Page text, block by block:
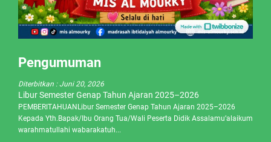
Pengumuman
Diterbitkan :Juni 20, 2026
Libur Semester Genap Tahun Ajaran 2025–2026
PEMBERITAHUANLibur Semester Genap Tahun Ajaran 2025–2026
Kepada Yth.Bapak/Ibu Orang Tua/Wali Peserta Didik Assalamu’alaikum
warahmatullahi wabarakatuh...